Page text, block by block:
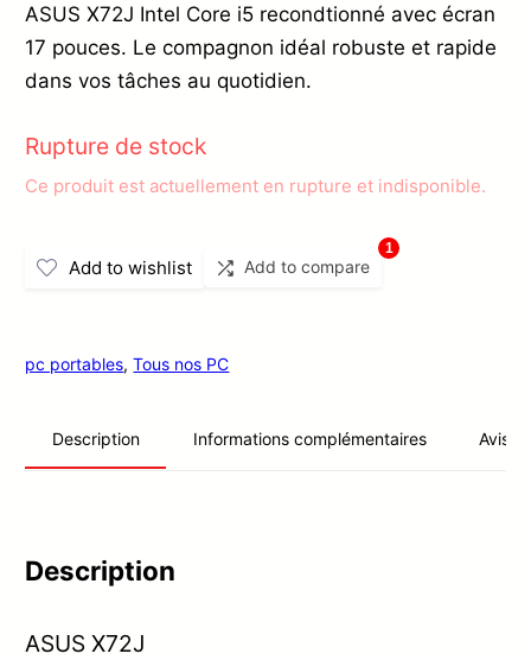
5
prix :
179.00 €
à
ASUS X72J Intel Core i5 recondtionné avec écran
17 pouces. Le compagnon idéal robuste et rapide
dans vos tâches au quotidien.
Rupture de stock
Ce produit est actuellement en rupture et indisponible.
Add to wishlist Add to compare
1
pc portables,Tous nos PC
Description Informations complémentaires Avis
Description
ASUS X72J